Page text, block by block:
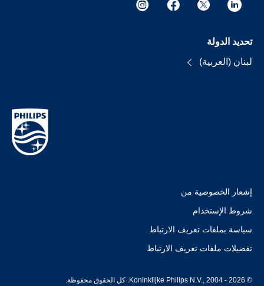
تحديد الدولة
لبنان (العربية)
إشعار الخصوصية من
شروط الإستخدام
سياسة بملفات تعريف الارتباط
تفضيلات ملفات تعريف الارتباط
© Koninklijke Philips N.V., 2004 - 2026. كل الحقوق محفوظة.